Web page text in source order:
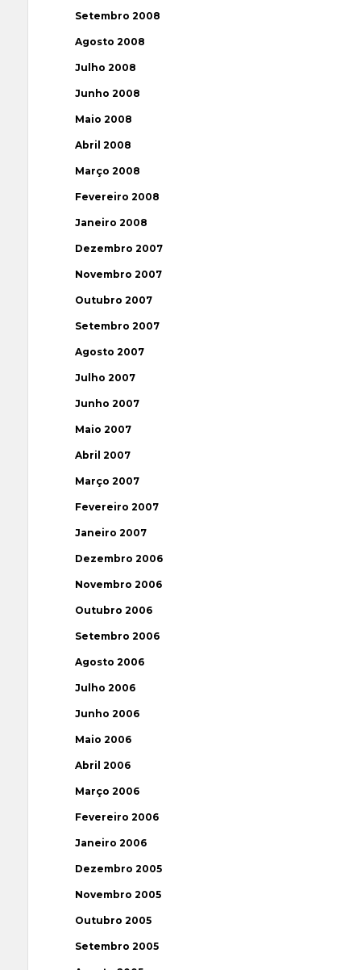
Setembro 2008
Agosto 2008
Julho 2008
Junho 2008
Maio 2008
Abril 2008
Março 2008
Fevereiro 2008
Janeiro 2008
Dezembro 2007
Novembro 2007
Outubro 2007
Setembro 2007
Agosto 2007
Julho 2007
Junho 2007
Maio 2007
Abril 2007
Março 2007
Fevereiro 2007
Janeiro 2007
Dezembro 2006
Novembro 2006
Outubro 2006
Setembro 2006
Agosto 2006
Julho 2006
Junho 2006
Maio 2006
Abril 2006
Março 2006
Fevereiro 2006
Janeiro 2006
Dezembro 2005
Novembro 2005
Outubro 2005
Setembro 2005